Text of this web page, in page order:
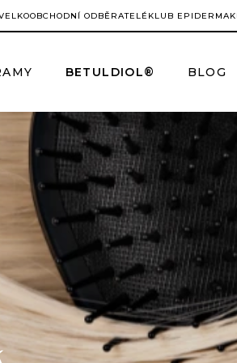
ODBĚRATELÉ KLUB EPIDERMA
BETULDIOL® BLOG